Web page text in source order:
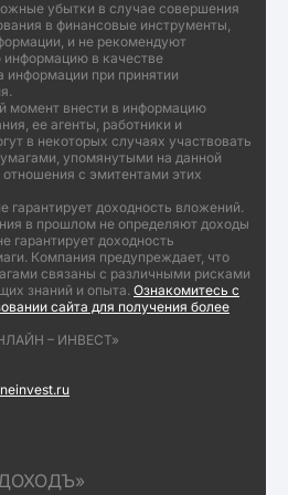
убытки в случае совершения
в финансовые инструменты,
и не рекомендуют
информацию в качестве
информации при принятии
момент внести в информацию
ее агенты, работники и
в некоторых случаях участвовать
упомянутыми на данной
отношения с эмитентами этих
гарантирует доходность вложений.
в прошлом не определяют доходы
гарантирует доходность
Компания предупреждает, что
связаны с различными рисками
знаний и опыта. Ознакомитесь с
сайта для получения более
– ИНВЕСТ»